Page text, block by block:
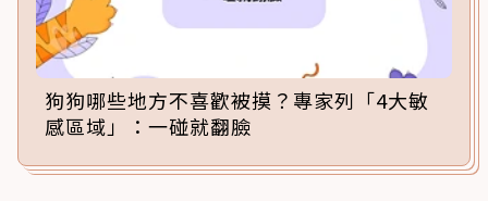
狗狗哪些地方不喜歡被摸？專家列「4大敏
感區域」：一碰就翻臉